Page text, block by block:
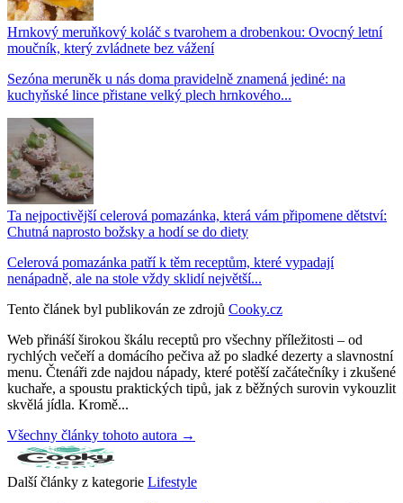
Hrnkový meruňkový koláč s tvarohem a drobenkou: Ovocný letní
moučník, který zvládnete bez vážení
Sezóna meruněk u nás doma pravidelně znamená jediné: na
kuchyňské lince přistane velký plech hrnkového...
Ta nejpoctivější celerová pomazánka, která vám připomene dětství:
Chutná naprosto božsky a hodí se do diety
Celerová pomazánka patří k těm receptům, které vypadají
nenápadně, ale na stole vždy sklidí největší...
Tento článek byl publikován ze zdrojů Cooky.cz
Web přináší širokou škálu receptů pro všechny příležitosti – od
rychlých večeří a domácího pečiva až po sladké dezerty a slavnostní
menu. Čtenáři zde najdou nápady, které potěší začátečníky i zkušené
kuchaře, a spoustu praktických tipů, jak z běžných surovin vykouzlit
skvělá jídla. Kromě...
Všechny články tohoto autora →
Další články z kategorie Lifestyle